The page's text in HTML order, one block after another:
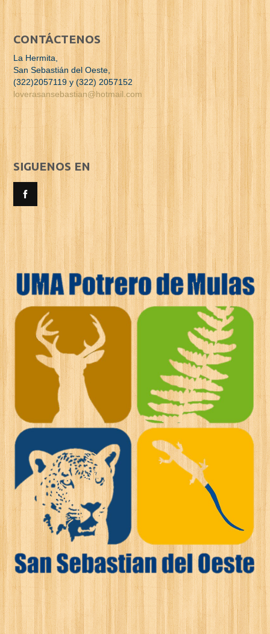
CONTÁCTENOS
La Hermita,
San Sebastián del Oeste,
(322)2057119 y (322) 2057152
loverasansebastian@hotmail.com
SIGUENOS EN